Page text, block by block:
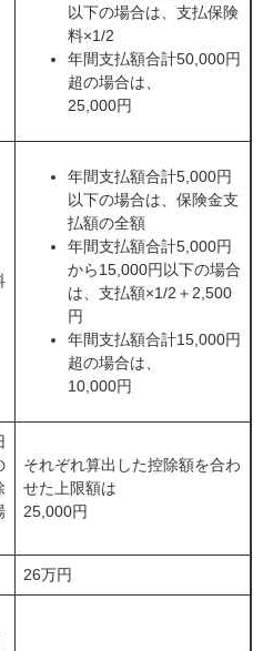
以下の場合は、支払保険
料×1/2
年間支払額合計50,000円
超の場合は、
25,000円
年間支払額合計5,000円
以下の場合は、保険金支
払額の全額
年間支払額合計5,000円
から15,000円以下の場合
は、支払額×1/2＋2,500
円
年間支払額合計15,000円
超の場合は、
10,000円
それぞれ算出した控除額を合わ
せた上限額は
25,000円
26万円